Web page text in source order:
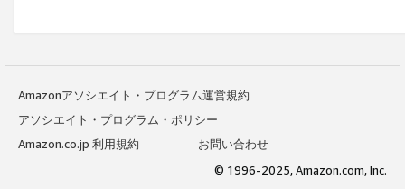
Amazonアソシエイト・プログラム運営規約
アソシエイト・プログラム・ポリシー
Amazon.co.jp 利用規約
お問い合わせ
© 1996-2025, Amazon.com, Inc.